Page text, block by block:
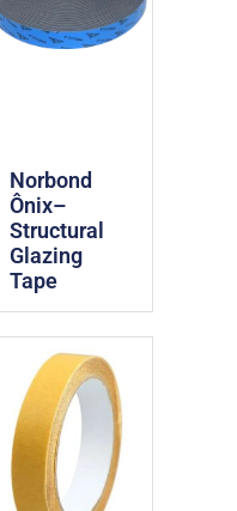
Norbond
Ônix–
Structural
Glazing
Tape